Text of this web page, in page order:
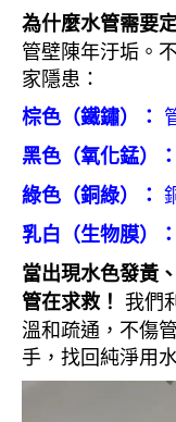
為什麼水管需要
管壁陳年汙垢。
家隱患：
棕色（鐵鏽）：
黑色（氧化錳）：
綠色（銅綠）：
乳白（生物膜）：
當出現水色發黃
管在求救！ 我們
溫和疏通，不傷
手，找回純淨用